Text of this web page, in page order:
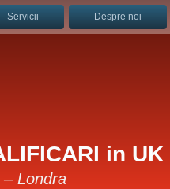
Servicii Despre noi
in UK
– Londra